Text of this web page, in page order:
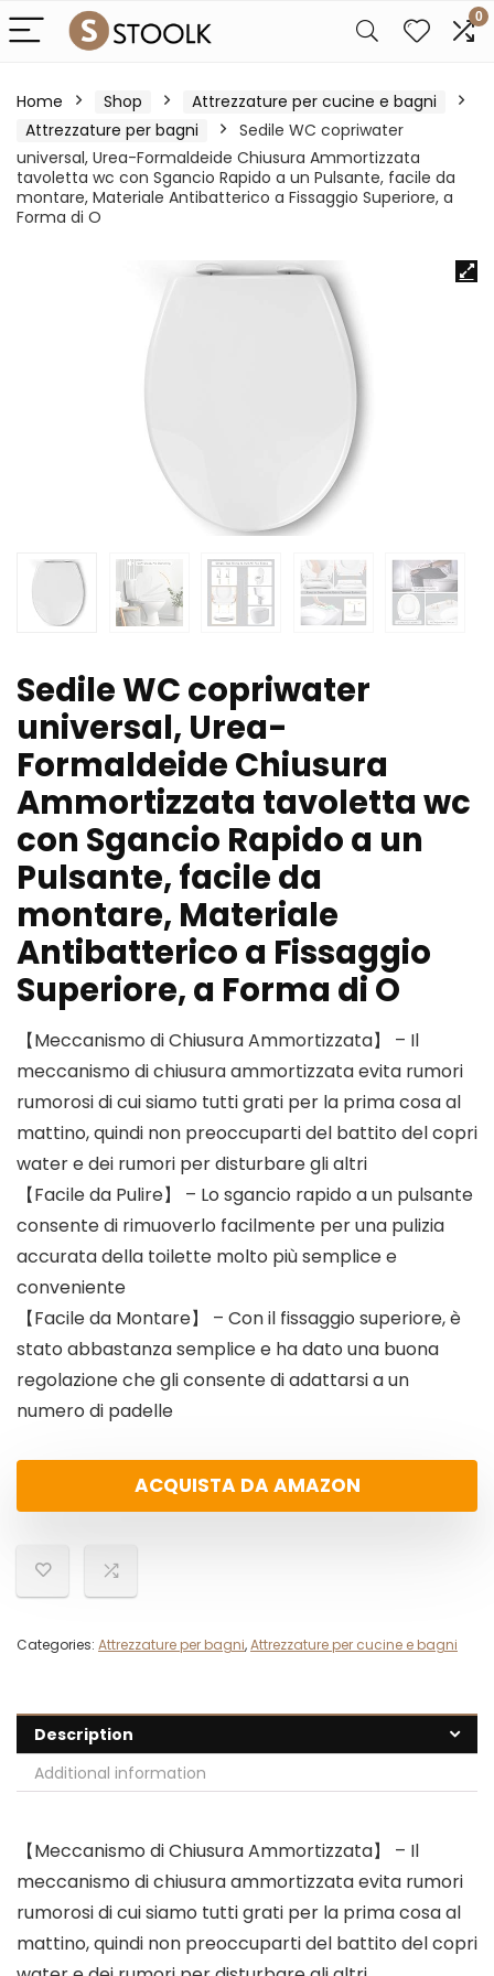
0
Home Shop
Attrezzature per cucine e bagni
Attrezzature per bagni
Sedile WC copriwater
universal, Urea-Formaldeide Chiusura Ammortizzata
tavoletta wc con Sgancio Rapido a un Pulsante, facile da
montare, Materiale Antibatterico a Fissaggio Superiore, a
Forma di O
Sedile WC copriwater
universal, Urea-
Formaldeide Chiusura
Ammortizzata tavoletta wc
con Sgancio Rapido a un
Pulsante, facile da
montare, Materiale
Antibatterico a Fissaggio
Superiore, a Forma di O
【Meccanismo di Chiusura Ammortizzata】 – Il
meccanismo di chiusura ammortizzata evita rumori
rumorosi di cui siamo tutti grati per la prima cosa al
mattino, quindi non preoccuparti del battito del copri
water e dei rumori per disturbare gli altri
【Facile da Pulire】 – Lo sgancio rapido a un pulsante
consente di rimuoverlo facilmente per una pulizia
accurata della toilette molto più semplice e
conveniente
【Facile da Montare】 – Con il fissaggio superiore, è
stato abbastanza semplice e ha dato una buona
regolazione che gli consente di adattarsi a un
numero di padelle
ACQUISTA DA AMAZON
Categories: Attrezzature per bagni,Attrezzature per cucine e bagni
Description
Additional information
【Meccanismo di Chiusura Ammortizzata】 – Il
meccanismo di chiusura ammortizzata evita rumori
rumorosi di cui siamo tutti grati per la prima cosa al
mattino, quindi non preoccuparti del battito del copri